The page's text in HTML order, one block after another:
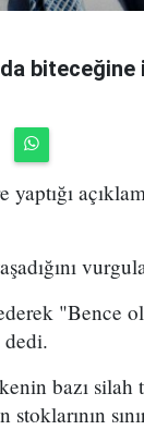
biteceğine
"Bence
bazı silah